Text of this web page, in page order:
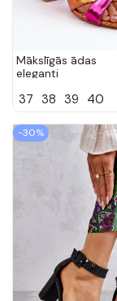
Mākslīgās ādas
eleganti
sandales rozā
37 38 39 40
-30%